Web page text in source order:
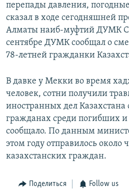
перепады давления,
сказал в ходе сегодняшней
Алматы наиб-муфтий ДУМК
сентябре ДУМК сообщал о
78-летней гражданки
В давке у Мекки во время
человек, сотни получили
иностранных дел Казахстана
гражданах среди погибших
сообщало. По данным
этом году отправилось около
казахстанских граждан.
Поделиться Follow us